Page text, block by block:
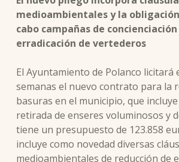
medioambientales y la
cabo campañas de concienciación
erradicación de vertederos
El Ayuntamiento de Polanco licitará
semanas el nuevo contrato para la
basuras en el municipio, que
retirada de enseres voluminosos y
tiene un presupuesto de 123.858
incluye como novedad diversas
medioambientales de reducción de